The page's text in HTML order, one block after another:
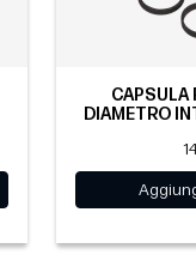
CAPSULA
DIAMETRO